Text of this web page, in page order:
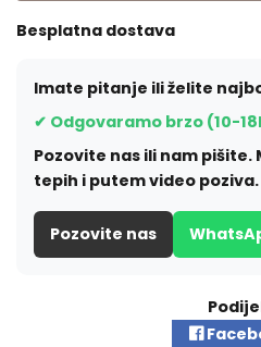
Besplatna dostava
Imate pitanje ili želite
✔ Odgovaramo brzo (10-
Pozovite nas ili nam
tepih i putem video poziva.
Pozovite nas